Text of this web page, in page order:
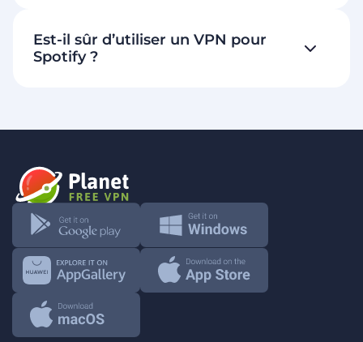
Est-il sûr d’utiliser un VPN pour
Spotify ?